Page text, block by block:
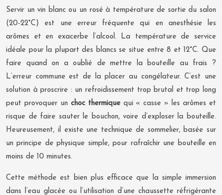
Servir un vin blanc ou un rosé à température de sortie du salon
(20-22°C) est une erreur fréquente qui en anesthésie les
arômes et en exacerbe l’alcool. La température de service
idéale pour la plupart des blancs se situe entre 8 et 12°C. Que
faire quand on a oublié de mettre la bouteille au frais ?
L’erreur commune est de la placer au congélateur. C’est une
solution à proscrire : un refroidissement trop brutal et trop long
peut provoquer un choc thermiquequi « casse » les arômes et
risque de faire sauter le bouchon, voire d’exploser la bouteille.
Heureusement, il existe une technique de sommelier, basée sur
un principe de physique simple, pour rafraîchir une bouteille en
moins de 10 minutes.
Cette méthode est bien plus efficace que la simple immersion
dans l’eau glacée ou l’utilisation d’une chaussette réfrigérante